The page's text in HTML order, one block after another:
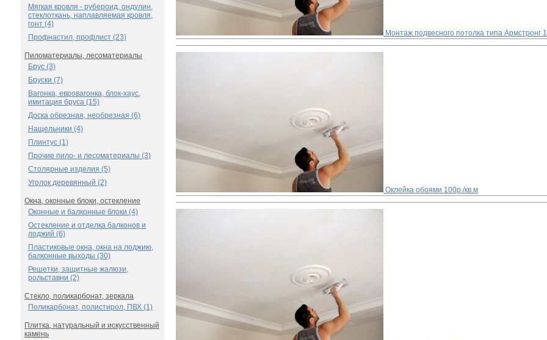
Мягкая кровля - рубероид, ондулин,
стеклоткань, наплавляемая кровля,
гонт (4)
Профнастил, профлист (23)
Пиломатериалы, лесоматериалы
Брус (3)
Бруски (7)
Вагонка, евровагонка, блок-хаус,
имитация бруса (15)
Доска обрезная, необрезная (6)
Нащельники (4)
Плинтус (1)
Прочие пило- и лесоматериалы (3)
Столярные изделия (5)
Уголок деревянный (2)
Окна, оконные блоки, остекление
Оконные и балконные блоки (4)
Остекление и отделка балконов и
лоджий (6)
Пластиковые окна, окна на лоджию,
балконные выходы (30)
Решетки, защитные жалюзи,
рольставни (2)
Стекло, поликарбонат, зеркала
Поликарбонат, полистирол, ПВХ (1)
Плитка, натуральный и искусственный
камень
Монтаж подвесного потолка типа Армстронг
Оклейка обоями 100р./кв.м